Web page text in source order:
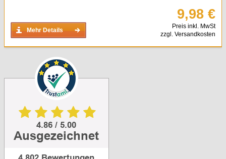
Mehr Details
9,98 €
Preis inkl. MwSt
zzgl. Versandkosten